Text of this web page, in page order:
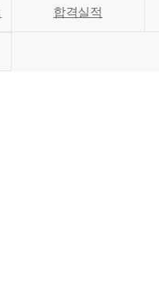
합격실적